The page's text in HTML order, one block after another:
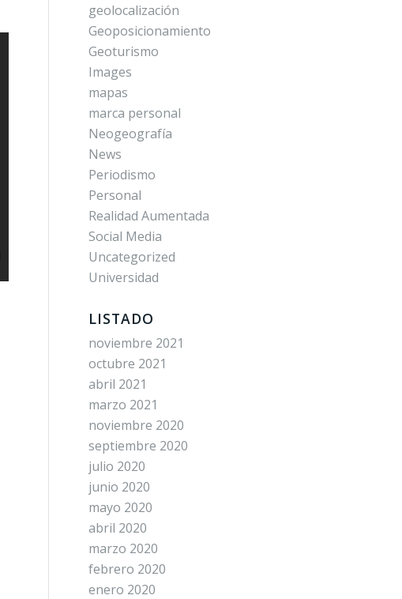
geolocalización
Geoposicionamiento
Geoturismo
Images
mapas
marca personal
Neogeografía
News
Periodismo
Personal
Realidad Aumentada
Social Media
Uncategorized
Universidad
LISTADO
noviembre 2021
octubre 2021
abril 2021
marzo 2021
noviembre 2020
septiembre 2020
julio 2020
junio 2020
mayo 2020
abril 2020
marzo 2020
febrero 2020
enero 2020